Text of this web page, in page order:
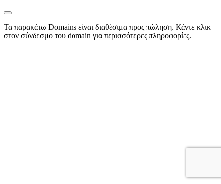
Τα παρακάτω Domains είναι διαθέσιμα προς πώληση. Κάντε κλικ
στον σύνδεσμο του domain για περισσότερες πληροφορίες.